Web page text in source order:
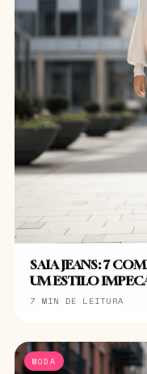
SAIA JEANS: 7
UM ESTILO
7 MIN DE LEITURA
MODA